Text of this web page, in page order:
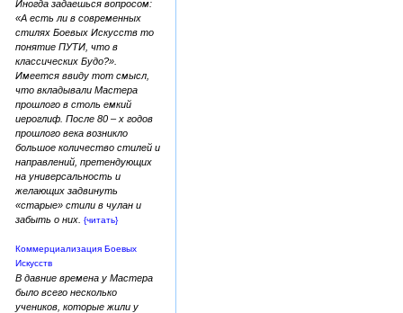
Иногда задаешься вопросом:
«А есть ли в современных
стилях Боевых Искусств то
понятие ПУТИ, что в
классических Будо?».
Имеется ввиду тот смысл,
что вкладывали Мастера
прошлого в столь емкий
иероглиф. После 80 – х годов
прошлого века возникло
большое количество стилей и
направлений, претендующих
на универсальность и
желающих задвинуть
«старые» стили в чулан и
забыть о них. {читать}
Коммерциализация Боевых
Искусств
В давние времена у Мастера
было всего несколько
учеников, которые жили у